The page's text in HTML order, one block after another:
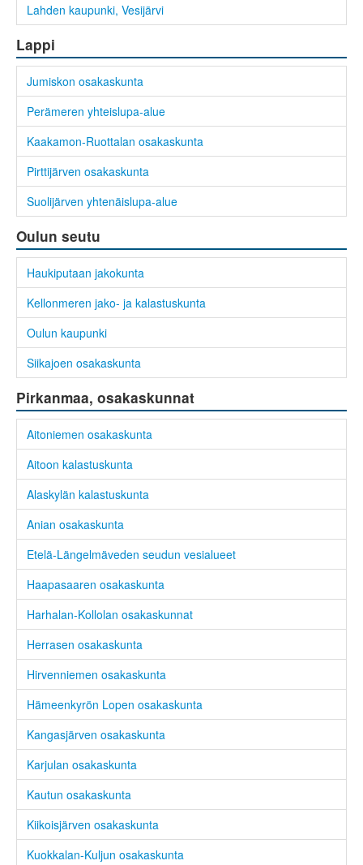
Lahden kaupunki, Vesijärvi
Lappi
Jumiskon osakaskunta
Perämeren yhteislupa-alue
Kaakamon-Ruottalan osakaskunta
Pirttijärven osakaskunta
Suolijärven yhtenäislupa-alue
Oulun seutu
Haukiputaan jakokunta
Kellonmeren jako- ja kalastuskunta
Oulun kaupunki
Siikajoen osakaskunta
Pirkanmaa, osakaskunnat
Aitoniemen osakaskunta
Aitoon kalastuskunta
Alaskylän kalastuskunta
Anian osakaskunta
Etelä-Längelmäveden seudun vesialueet
Haapasaaren osakaskunta
Harhalan-Kollolan osakaskunnat
Herrasen osakaskunta
Hirvenniemen osakaskunta
Hämeenkyrön Lopen osakaskunta
Kangasjärven osakaskunta
Karjulan osakaskunta
Kautun osakaskunta
Kiikoisjärven osakaskunta
Kuokkalan-Kuljun osakaskunta